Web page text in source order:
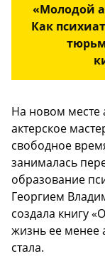
«Молодой
Как
На новом месте
актерское
свободное
занималась
образование
Георгием
создала книгу
жизнь ее менее
стала.